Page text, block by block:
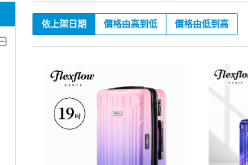
依上架日期 價格由高到低 價格由低到高